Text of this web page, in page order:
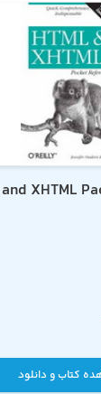
XHTML
کتاب و دانلود